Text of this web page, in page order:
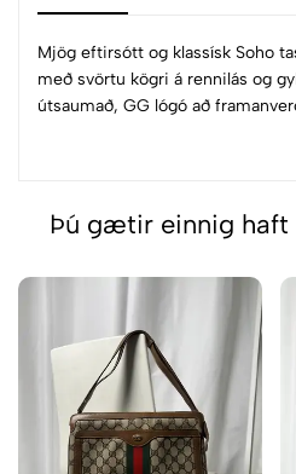
Mjög eftirsótt og klassísk Soho
með svörtu kögri á rennilás og
útsaumað, GG lógó að
Þú gætir einnig haft